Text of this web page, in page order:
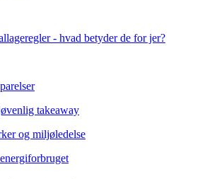
- hvad betyder de for jer?
takeaway
og miljøledelse